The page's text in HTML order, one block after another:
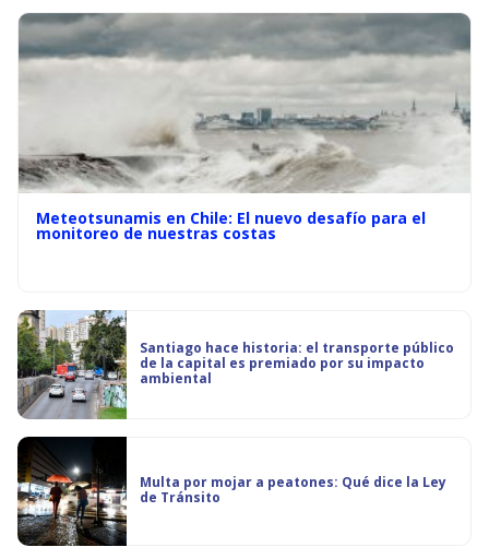
Meteotsunamis en Chile: El nuevo desafío para el
monitoreo de nuestras costas
Santiago hace historia: el transporte público
de la capital es premiado por su impacto
ambiental
Multa por mojar a peatones: Qué dice la Ley
de Tránsito